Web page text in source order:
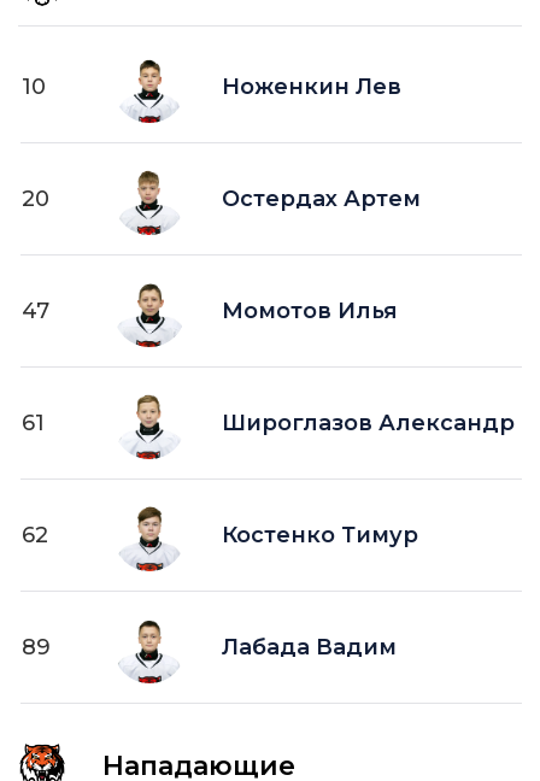
10 Ноженкин Лев
20 Остердах Артем
47 Момотов Илья
61 Широглазов Александр
62 Костенко Тимур
89 Лабада Вадим
Нападающие